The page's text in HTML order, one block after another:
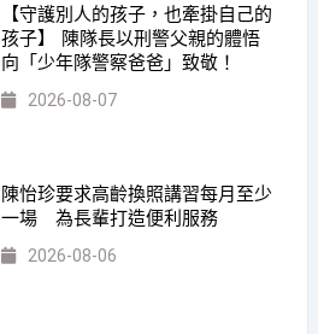
【守護別人的孩子，也牽掛自己的
孩子】 陳隊長以刑警父親的體悟
向「少年隊警察爸爸」致敬！
2026-08-07
陳怡珍要求高齡換照講習每月至少
一場 為長輩打造便利服務
2026-08-06